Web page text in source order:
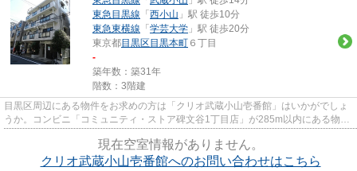
東急目黒線 「 西小山 」駅 徒歩10分
東急東横線 「 学芸大学 」駅 徒歩20分
東京都目黒区 目黒本町 ６丁目
-
築年数：築31年
階数：3階建
目黒区周辺にある物件をお求めの方は「クリオ武蔵小山壱番館」はいかがでしょ
うか。コンビニ「コミュニティ・ストア碑文谷1丁目店」が285m以内にある物件
現在空室情報がありません。
クリオ武蔵小山壱番館へのお問い合わせはこちら